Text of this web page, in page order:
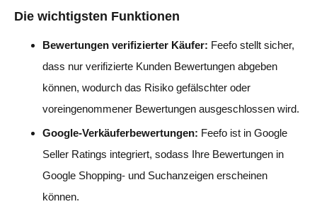
Die wichtigsten Funktionen
Bewertungen verifizierter Käufer: Feefo stellt sicher,
dass nur verifizierte Kunden Bewertungen abgeben
können, wodurch das Risiko gefälschter oder
voreingenommener Bewertungen ausgeschlossen wird.
Google-Verkäuferbewertungen: Feefo ist in Google
Seller Ratings integriert, sodass Ihre Bewertungen in
Google Shopping- und Suchanzeigen erscheinen
können.